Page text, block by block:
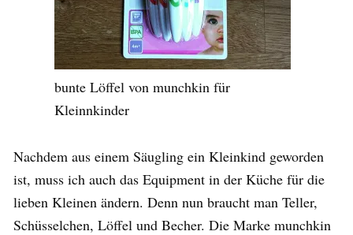
bunte Löffel von munchkin für
Kleinnkinder
Nachdem aus einem Säugling ein Kleinkind geworden
ist, muss ich auch das Equipment in der Küche für die
lieben Kleinen ändern. Denn nun braucht man Teller,
Schüsselchen, Löffel und Becher. Die Marke munchkin